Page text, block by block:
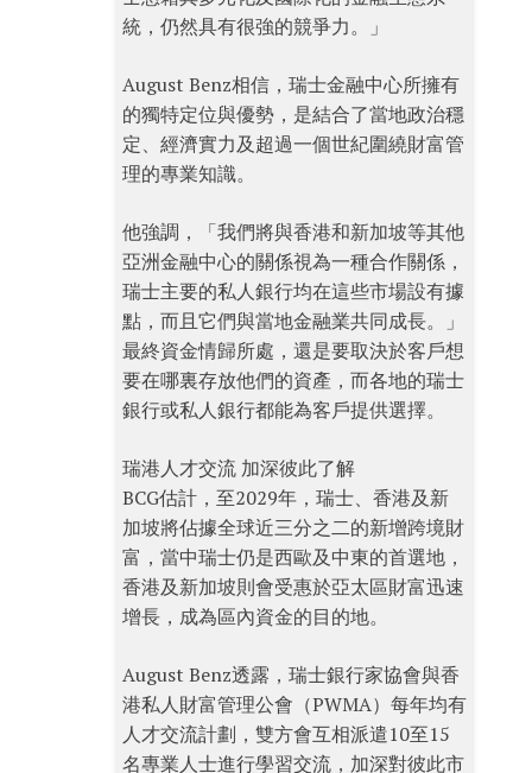
統，仍然具有很強的競爭力。」
August Benz相信，瑞士金融中心所擁有
的獨特定位與優勢，是結合了當地政治穩
定、經濟實力及超過一個世紀圍繞財富管
理的專業知識。
他強調，「我們將與香港和新加坡等其他
亞洲金融中心的關係視為一種合作關係，
瑞士主要的私人銀行均在這些市場設有據
點，而且它們與當地金融業共同成長。」
最終資金情歸所處，還是要取決於客戶想
要在哪裏存放他們的資產，而各地的瑞士
銀行或私人銀行都能為客戶提供選擇。
瑞港人才交流 加深彼此了解
BCG估計，至2029年，瑞士、香港及新
加坡將佔據全球近三分之二的新增跨境財
富，當中瑞士仍是西歐及中東的首選地，
香港及新加坡則會受惠於亞太區財富迅速
增長，成為區內資金的目的地。
August Benz透露，瑞士銀行家協會與香
港私人財富管理公會（PWMA）每年均有
人才交流計劃，雙方會互相派遣10至15
名專業人士進行學習交流，加深對彼此市